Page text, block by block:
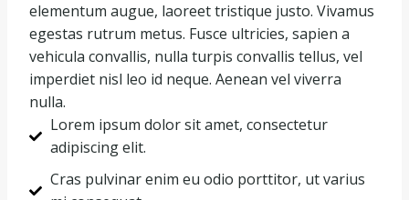
elementum augue, laoreet tristique justo. Vivamus
egestas rutrum metus. Fusce ultricies, sapien a
vehicula convallis, nulla turpis convallis tellus, vel
imperdiet nisl leo id neque. Aenean vel viverra
nulla.
Lorem ipsum dolor sit amet, consectetur
adipiscing elit.
Cras pulvinar enim eu odio porttitor, ut varius